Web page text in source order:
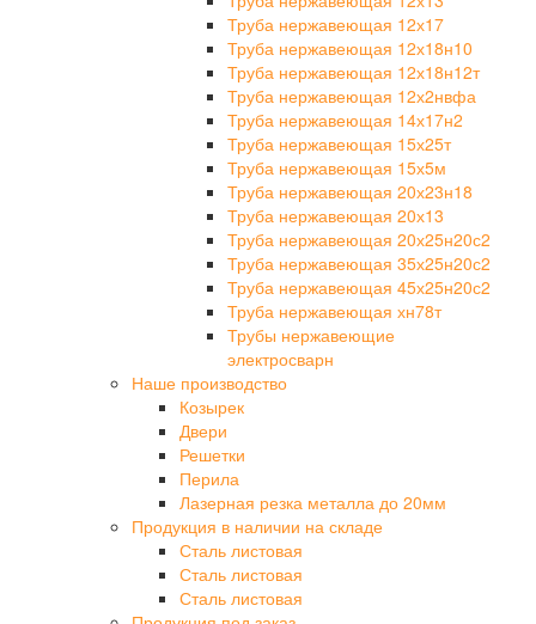
Труба нержавеющая 12х17
Труба нержавеющая 12х18н10
Труба нержавеющая 12х18н12т
Труба нержавеющая 12х2нвфа
Труба нержавеющая 14х17н2
Труба нержавеющая 15х25т
Труба нержавеющая 15х5м
Труба нержавеющая 20х23н18
Труба нержавеющая 20х13
Труба нержавеющая 20х25н20с2
Труба нержавеющая 35х25н20с2
Труба нержавеющая 45х25н20с2
Труба нержавеющая хн78т
Трубы нержавеющие
электросварн
Наше производство
Козырек
Двери
Решетки
Перила
Лазерная резка металла до 20мм
Продукция в наличии на складе
Сталь листовая
Сталь листовая
Сталь листовая